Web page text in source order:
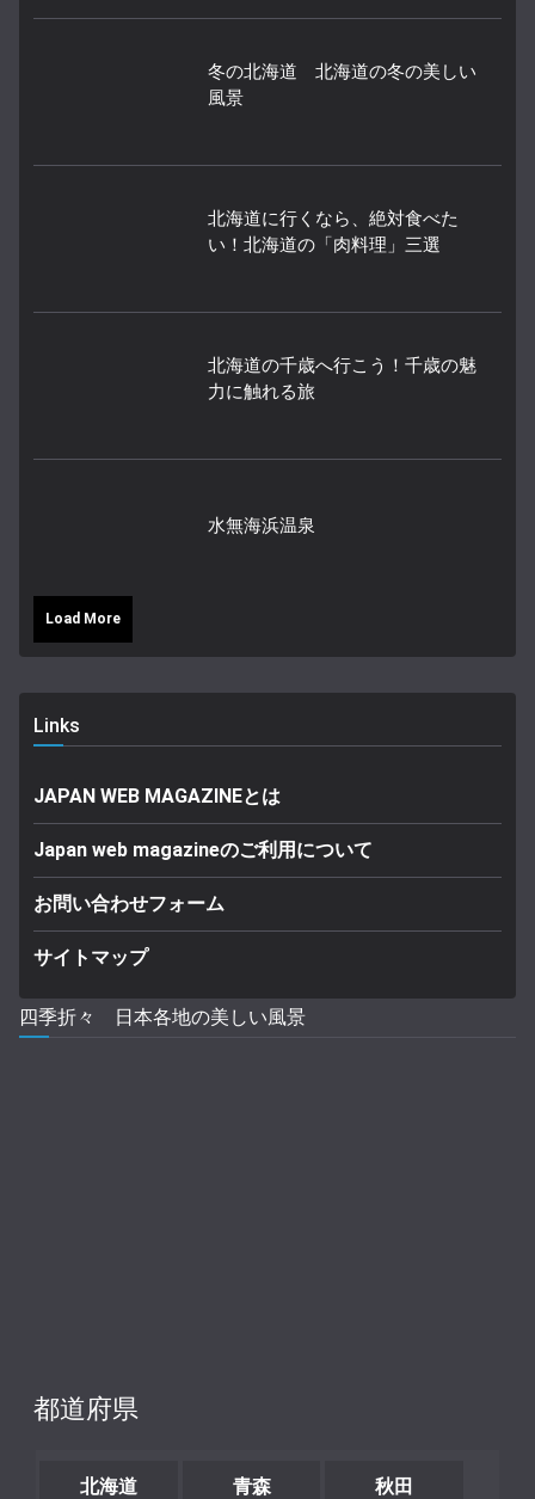
冬の北海道 北海道の冬の美しい
風景
北海道に行くなら、絶対食べた
い！北海道の「肉料理」三選
北海道の千歳へ行こう！千歳の魅
力に触れる旅
水無海浜温泉
Load More
Links
JAPAN WEB MAGAZINEとは
Japan web magazineのご利用について
お問い合わせフォーム
サイトマップ
四季折々 日本各地の美しい風景
都道府県
北海道 青森 秋田